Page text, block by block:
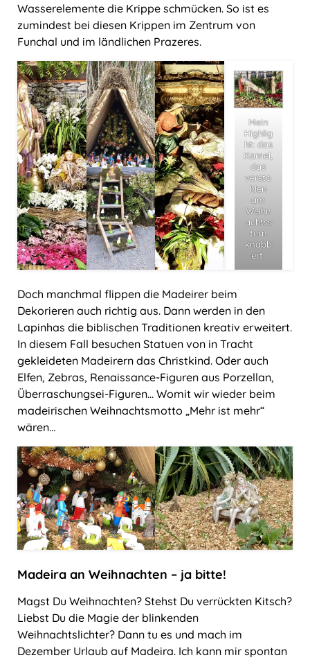
Wasserelemente die Krippe schmücken. So ist es
zumindest bei diesen Krippen im Zentrum von
Funchal und im ländlichen Prazeres.
Mein
Highlig
ht: das
Kamel,
das
versto
hlen
am
Weihn
achtss
tern
knabb
ert.
Doch manchmal flippen die Madeirer beim
Dekorieren auch richtig aus. Dann werden in den
Lapinhas die biblischen Traditionen kreativ erweitert.
In diesem Fall besuchen Statuen von in Tracht
gekleideten Madeirern das Christkind. Oder auch
Elfen, Zebras, Renaissance-Figuren aus Porzellan,
Überraschungsei-Figuren… Womit wir wieder beim
madeirischen Weihnachtsmotto „Mehr ist mehr“
wären…
Madeira an Weihnachten – ja bitte!
Magst Du Weihnachten? Stehst Du verrückten Kitsch?
Liebst Du die Magie der blinkenden
Weihnachtslichter? Dann tu es und mach im
Dezember Urlaub auf Madeira. Ich kann mir spontan